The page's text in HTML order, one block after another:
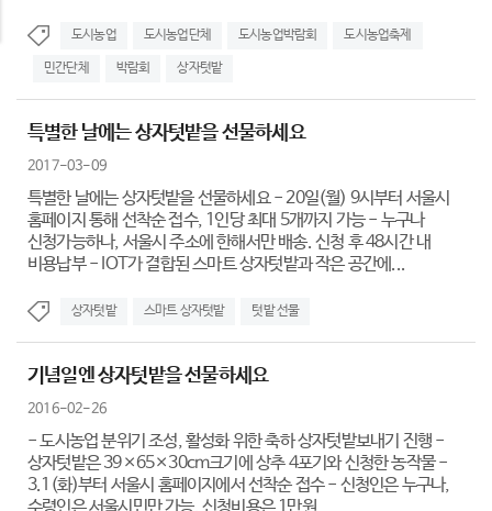
도시농업 도시농업단체 도시농업박람회 도시농업축제
민간단체 박람회 상자텃밭
특별한 날에는 상자텃밭을 선물하세요
2017-03-09
특별한 날에는 상자텃밭을 선물하세요 - 20일(월) 9시부터 서울시
홈페이지 통해 선착순 접수, 1인당 최대 5개까지 가능 - 누구나
신청가능하나, 서울시 주소에 한해서만 배송. 신청 후 48시간 내
비용납부 - IOT가 결합된 스마트 상자텃밭과 작은 공간에...
상자텃밭 스마트 상자텃밭 텃밭 선물
기념일엔 상자텃밭을 선물하세요
2016-02-26
- 도시농업 분위기 조성, 활성화 위한 축하 상자텃밭보내기 진행 -
상자텃밭은 39×65×30cm크기에 상추 4포기와 신청한 농작물 -
3.1(화)부터 서울시 홈페이지에서 선착순 접수 - 신청인은 누구나,